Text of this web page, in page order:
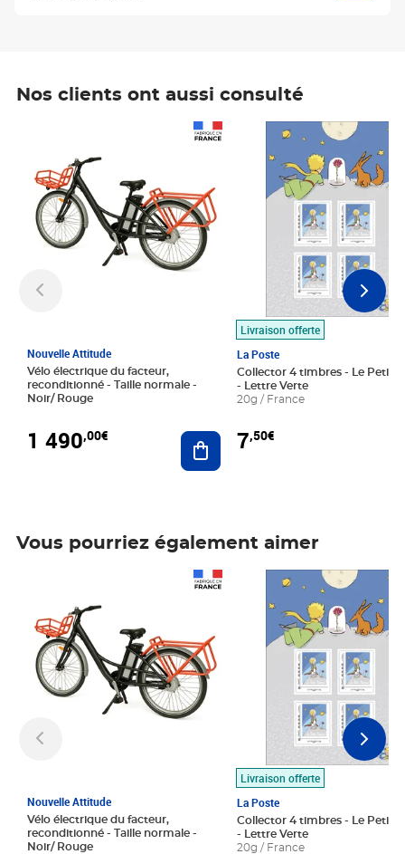
Nos clients ont aussi consulté
Nouvelle Attitude
Vélo électrique du facteur,
reconditionné - Taille normale -
Noir/ Rouge
1 490,00€ Ajouter au panier
Livraison offerte
La Poste
Collector 4 timbres - Le Petit
- Lettre Verte
20g / France
7,50€
Prix 7,50€
Vous pourriez également aimer
Nouvelle Attitude
Vélo électrique du facteur,
reconditionné - Taille normale -
Noir/ Rouge
Livraison offerte
La Poste
Collector 4 timbres - Le Petit
- Lettre Verte
20g / France
Prix 7,50€